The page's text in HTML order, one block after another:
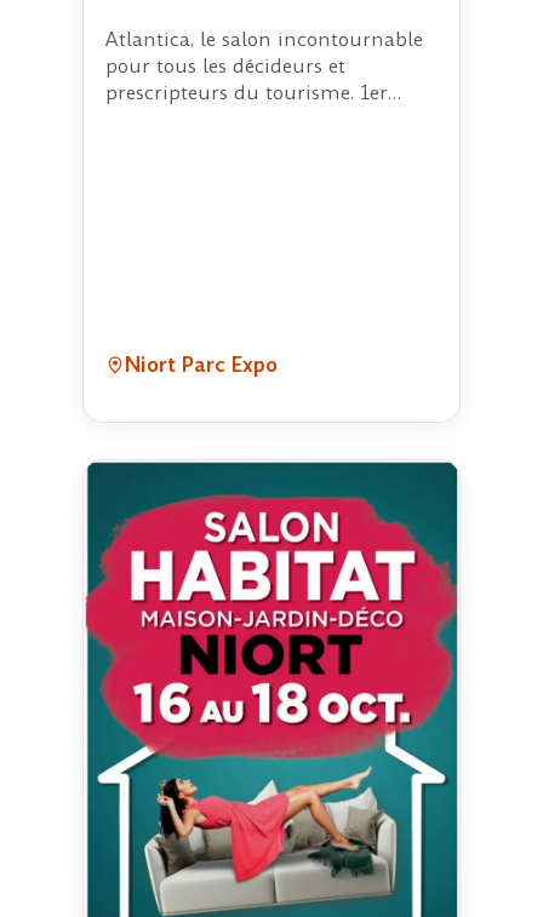
Atlantica, le salon incontournable
pour tous les décideurs et
prescripteurs du tourisme. 1er
Niort Parc Expo